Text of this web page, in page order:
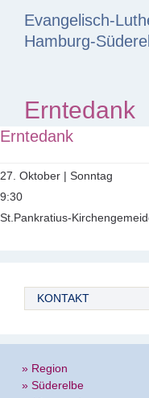
Evangelisch-
Hamburg-
Erntedank
Erntedank
27. Oktober | Sonntag
9:30
St.Pankratius-
KONTAKT
» Region
» Süderelbe